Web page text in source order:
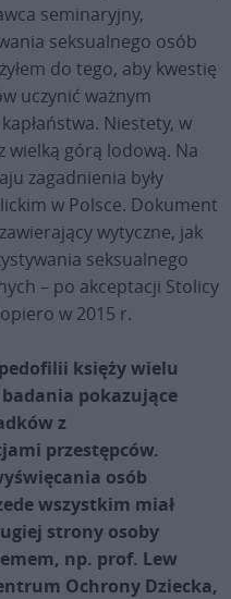
seminaryjny,
seksualnego osób
do tego, aby kwestię
uczynić ważnym
Niestety, w
wielką górą lodową. Na
zagadnienia były
w Polsce. Dokument
wytyczne, jak
seksualnego
– po akceptacji Stolicy
w 2015 r.
księży wielu
pokazujące
z
przestępców.
osób
wszystkim miał
strony osoby
np. prof. Lew
Ochrony Dziecka,